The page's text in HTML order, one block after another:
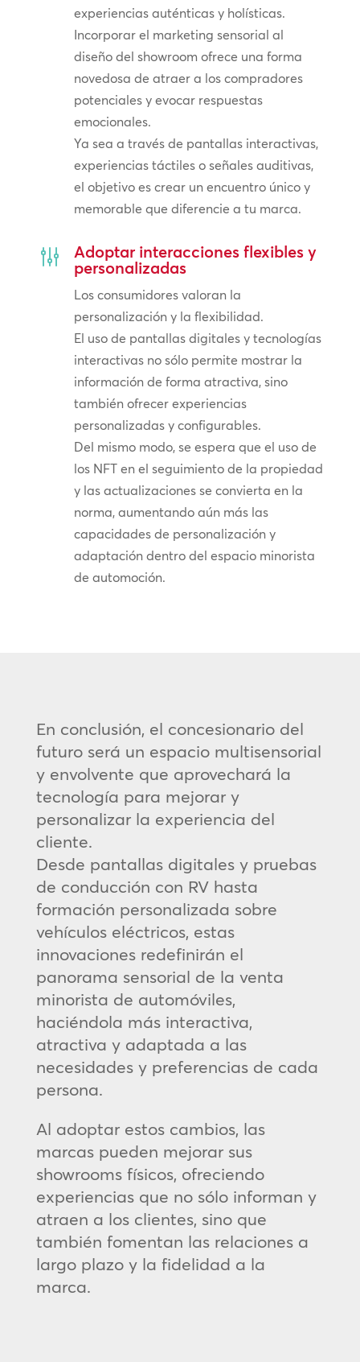
experiencias auténticas y holísticas.
Incorporar el marketing sensorial al
diseño del showroom ofrece una forma
novedosa de atraer a los compradores
potenciales y evocar respuestas
emocionales.
Ya sea a través de pantallas interactivas,
experiencias táctiles o señales auditivas,
el objetivo es crear un encuentro único y
memorable que diferencie a tu marca.
g
Adoptar interacciones flexibles y
personalizadas
Los consumidores valoran la
personalización y la flexibilidad.
El uso de pantallas digitales y tecnologías
interactivas no sólo permite mostrar la
información de forma atractiva, sino
también ofrecer experiencias
personalizadas y configurables.
Del mismo modo, se espera que el uso de
los NFT en el seguimiento de la propiedad
y las actualizaciones se convierta en la
norma, aumentando aún más las
capacidades de personalización y
adaptación dentro del espacio minorista
de automoción.
En conclusión, el concesionario del
futuro será un espacio multisensorial
y envolvente que aprovechará la
tecnología para mejorar y
personalizar la experiencia del
cliente.
Desde pantallas digitales y pruebas
de conducción con RV hasta
formación personalizada sobre
vehículos eléctricos, estas
innovaciones redefinirán el
panorama sensorial de la venta
minorista de automóviles,
haciéndola más interactiva,
atractiva y adaptada a las
necesidades y preferencias de cada
persona.
Al adoptar estos cambios, las
marcas pueden mejorar sus
showrooms físicos, ofreciendo
experiencias que no sólo informan y
atraen a los clientes, sino que
también fomentan las relaciones a
largo plazo y la fidelidad a la
marca.